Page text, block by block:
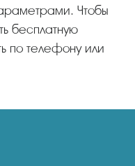
Чтобы
бесплатную
по телефону или